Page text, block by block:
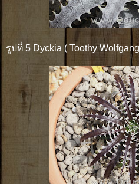
รูปที่ 5 Dyckia ( Toothy